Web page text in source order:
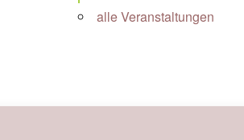
alle Veranstaltungen